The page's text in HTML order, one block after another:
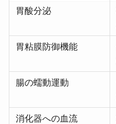
胃酸分泌
胃粘膜防御機能
腸の蠕動運動
消化器への血流